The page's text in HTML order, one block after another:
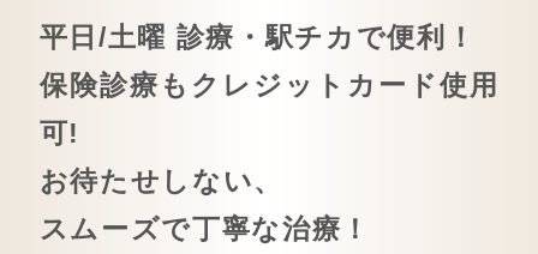
平日/土曜 診療・駅チカで便利！
保険診療もクレジットカード使用
可!
お待たせしない、
スムーズで丁寧な治療！